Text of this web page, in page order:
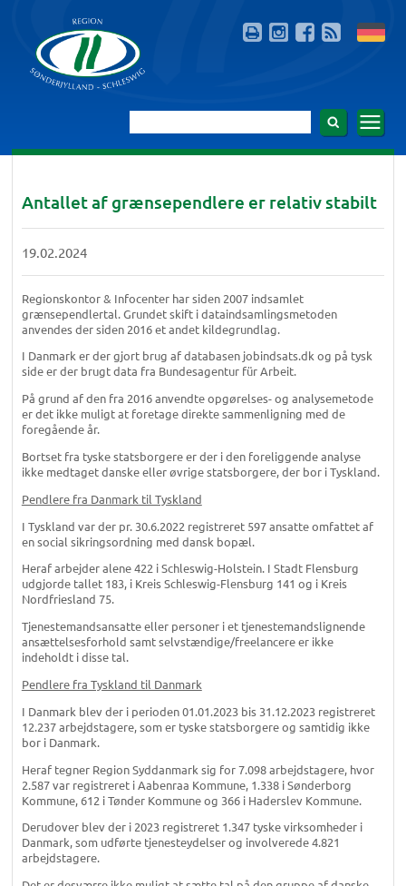
Antallet af grænsependlere er relativ stabilt
19.02.2024
Regionskontor & Infocenter har siden 2007 indsamlet
grænsependlertal. Grundet skift i dataindsamlingsmetoden
anvendes der siden 2016 et andet kildegrundlag.
I Danmark er der gjort brug af databasen jobindsats.dk og på tysk
side er der brugt data fra Bundesagentur für Arbeit.
På grund af den fra 2016 anvendte opgørelses- og analysemetode
er det ikke muligt at foretage direkte sammenligning med de
foregående år.
Bortset fra tyske statsborgere er der i den foreliggende analyse
ikke medtaget danske eller øvrige statsborgere, der bor i Tyskland.
Pendlere fra Danmark til Tyskland
I Tyskland var der pr. 30.6.2022 registreret 597 ansatte omfattet af
en social sikringsordning med dansk bopæl.
Heraf arbejder alene 422 i Schleswig-Holstein. I Stadt Flensburg
udgjorde tallet 183, i Kreis Schleswig-Flensburg 141 og i Kreis
Nordfriesland 75.
Tjenestemandsansatte eller personer i et tjenestemandslignende
ansættelsesforhold samt selvstændige/freelancere er ikke
indeholdt i disse tal.
Pendlere fra Tyskland til Danmark
I Danmark blev der i perioden 01.01.2023 bis 31.12.2023 registreret
12.237 arbejdstagere, som er tyske statsborgere og samtidig ikke
bor i Danmark.
Heraf tegner Region Syddanmark sig for 7.098 arbejdstagere, hvor
2.587 var registreret i Aabenraa Kommune, 1.338 i Sønderborg
Kommune, 612 i Tønder Kommune og 366 i Haderslev Kommune.
Derudover blev der i 2023 registreret 1.347 tyske virksomheder i
Danmark, som udførte tjenesteydelser og involverede 4.821
arbejdstagere.